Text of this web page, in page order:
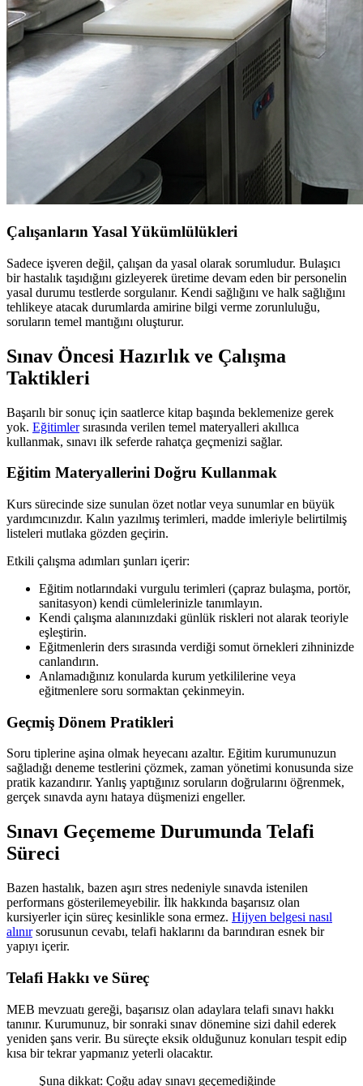
Çalışanların Yasal Yükümlülükleri
Sadece işveren değil, çalışan da yasal olarak sorumludur. Bulaşıcı
bir hastalık taşıdığını gizleyerek üretime devam eden bir personelin
yasal durumu testlerde sorgulanır. Kendi sağlığını ve halk sağlığını
tehlikeye atacak durumlarda amirine bilgi verme zorunluluğu,
soruların temel mantığını oluşturur.
Sınav Öncesi Hazırlık ve Çalışma
Taktikleri
Başarılı bir sonuç için saatlerce kitap başında beklemenize gerek
yok. Eğitimlersırasında verilen temel materyalleri akıllıca
kullanmak, sınavı ilk seferde rahatça geçmenizi sağlar.
Eğitim Materyallerini Doğru Kullanmak
Kurs sürecinde size sunulan özet notlar veya sunumlar en büyük
yardımcınızdır. Kalın yazılmış terimleri, madde imleriyle belirtilmiş
listeleri mutlaka gözden geçirin.
Etkili çalışma adımları şunları içerir:
Eğitim notlarındaki vurgulu terimleri (çapraz bulaşma, portör,
sanitasyon) kendi cümlelerinizle tanımlayın.
Kendi çalışma alanınızdaki günlük riskleri not alarak teoriyle
eşleştirin.
Eğitmenlerin ders sırasında verdiği somut örnekleri zihninizde
canlandırın.
Anlamadığınız konularda kurum yetkililerine veya
eğitmenlere soru sormaktan çekinmeyin.
Geçmiş Dönem Pratikleri
Soru tiplerine aşina olmak heyecanı azaltır. Eğitim kurumunuzun
sağladığı deneme testlerini çözmek, zaman yönetimi konusunda size
pratik kazandırır. Yanlış yaptığınız soruların doğrularını öğrenmek,
gerçek sınavda aynı hataya düşmenizi engeller.
Sınavı Geçememe Durumunda Telafi
Süreci
Bazen hastalık, bazen aşırı stres nedeniyle sınavda istenilen
performans gösterilemeyebilir. İlk hakkında başarısız olan
kursiyerler için süreç kesinlikle sona ermez. Hijyen belgesi nasıl
alınırsorusunun cevabı, telafi haklarını da barındıran esnek bir
yapıyı içerir.
Telafi Hakkı ve Süreç
MEB mevzuatı gereği, başarısız olan adaylara telafi sınavı hakkı
tanınır. Kurumunuz, bir sonraki sınav dönemine sizi dahil ederek
yeniden şans verir. Bu süreçte eksik olduğunuz konuları tespit edip
kısa bir tekrar yapmanız yeterli olacaktır.
Şuna dikkat: Çoğu aday sınavı geçemediğinde